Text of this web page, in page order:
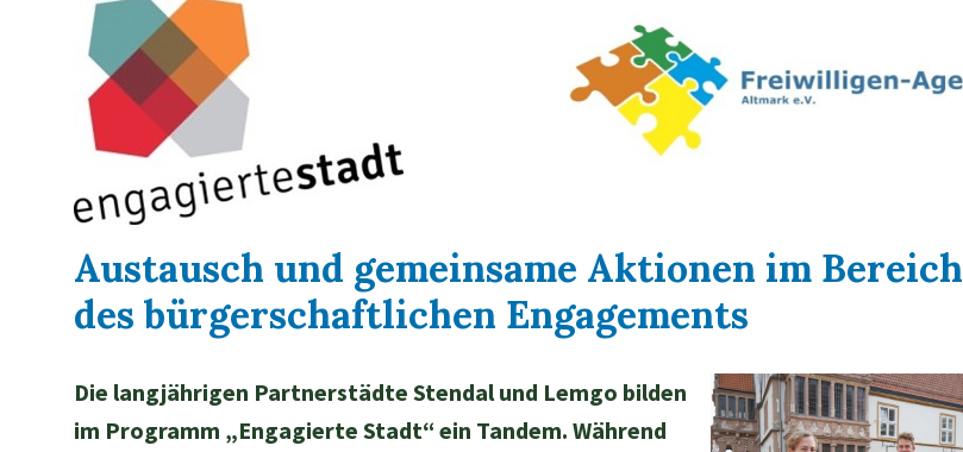
Austausch und gemeinsame Aktionen im Bereich
des bürgerschaftlichen Engagements
Die langjährigen Partnerstädte Stendal und Lemgo bilden
im Programm „Engagierte Stadt“ ein Tandem. Während